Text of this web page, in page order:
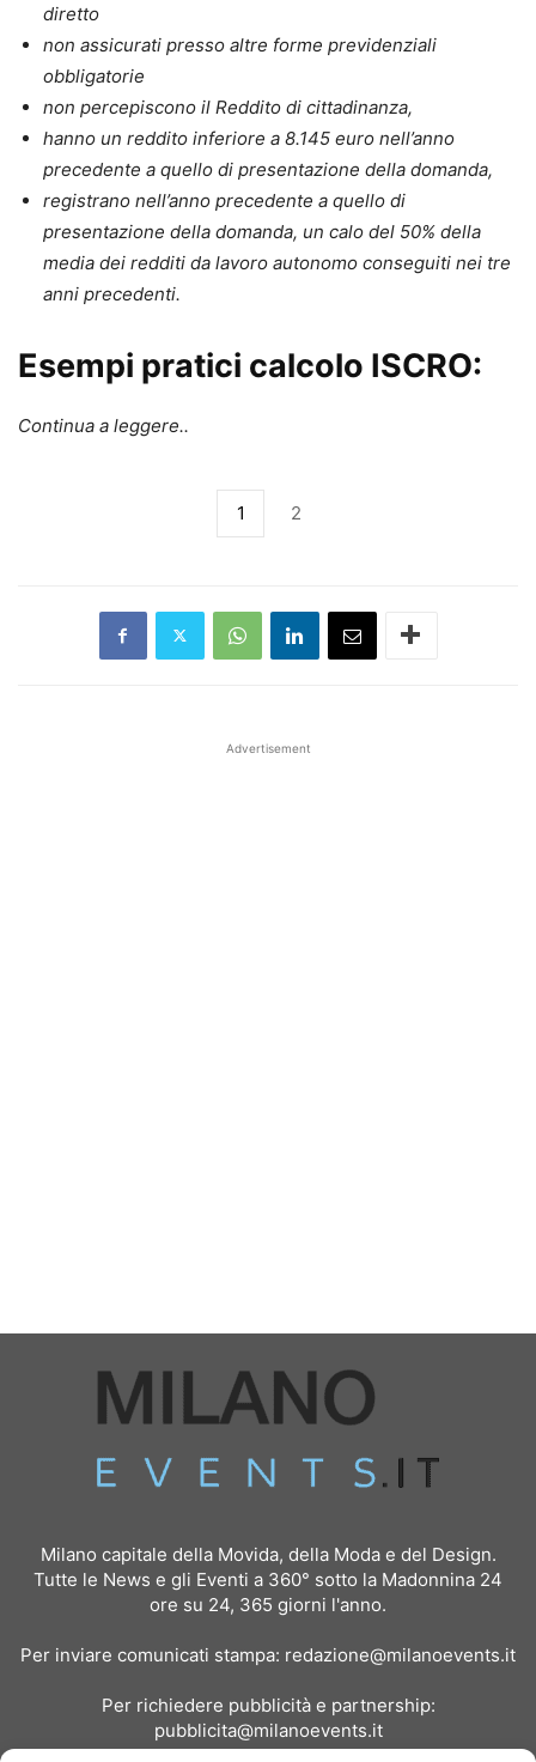
diretto
non assicurati presso altre forme previdenziali
obbligatorie
non percepiscono il Reddito di cittadinanza,
hanno un reddito inferiore a 8.145 euro nell’anno
precedente a quello di presentazione della domanda,
registrano nell’anno precedente a quello di
presentazione della domanda, un calo del 50% della
media dei redditi da lavoro autonomo conseguiti nei tre
anni precedenti.
Esempi pratici calcolo ISCRO:
Continua a leggere..
1 2
Advertisement
Milano capitale della Movida, della Moda e del Design.
Tutte le News e gli Eventi a 360° sotto la Madonnina 24
ore su 24, 365 giorni l'anno.
Per inviare comunicati stampa: redazione@milanoevents.it
Per richiedere pubblicità e partnership:
pubblicita@milanoevents.it